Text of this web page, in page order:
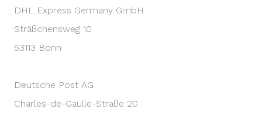
DHL Express Germany GmbH
Sträßchensweg 10
53113 Bonn
Deutsche Post AG
Charles-de-Gaulle-Straße 20